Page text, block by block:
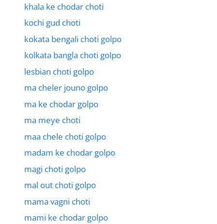
khala ke chodar choti
kochi gud choti
kokata bengali choti golpo
kolkata bangla choti golpo
lesbian choti golpo
ma cheler jouno golpo
ma ke chodar golpo
ma meye choti
maa chele choti golpo
madam ke chodar golpo
magi choti golpo
mal out choti golpo
mama vagni choti
mami ke chodar golpo